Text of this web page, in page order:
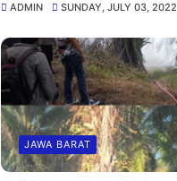
ADMIN SUNDAY, JULY 03, 2022
JAWA BARAT